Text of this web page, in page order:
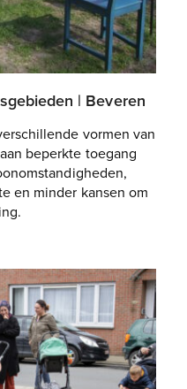
| Beveren
vormen van
beperkte toegang
en minder kansen om